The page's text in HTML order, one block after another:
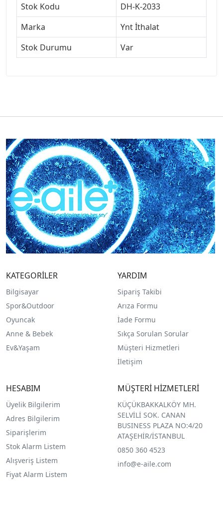
Stok Kodu
DH-K-2033
Marka
Ynt İthalat
Stok Durumu
Var
KATEGORİLER
Bilgisayar
Spor&Outdoor
Oyuncak
Anne & Bebek
Ev&Yaşam
YARDIM
Sipariş Takibi
Arıza Formu
İade Formu
Sıkça Sorulan Sorular
Müşteri Hizmetleri
İletişim
HESABIM
Üyelik Bilgilerim
Adres Bilgilerim
Siparişlerim
Stok Alarm Listem
Alışveriş Listem
Fiyat Alarm Listem
MÜŞTERİ HİZMETLERİ
KÜÇÜKBAKKALKÖY MH.
SELVİLİ SOK. CANAN
BUSINESS PLAZA NO:4/20
ATAŞEHİR/İSTANBUL
0850 360 4523
info@e-aile.com